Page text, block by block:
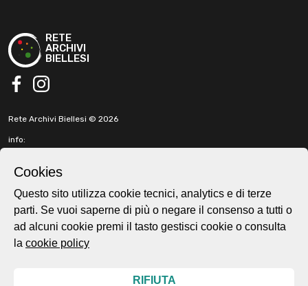
RETE
ARCHIVI
BIELLESI
Rete Archivi Biellesi © 2026
info:
fabbricadellaruota@gmail.com
t. +39 3513902199
Cookie e privacy policy
Home page
About
Cookies
Questo sito utilizza cookie tecnici, analytics e di terze
parti. Se vuoi saperne di più o negare il consenso a tutti o
ad alcuni cookie premi il tasto gestisci cookie o consulta
la cookie policy
RIFIUTA